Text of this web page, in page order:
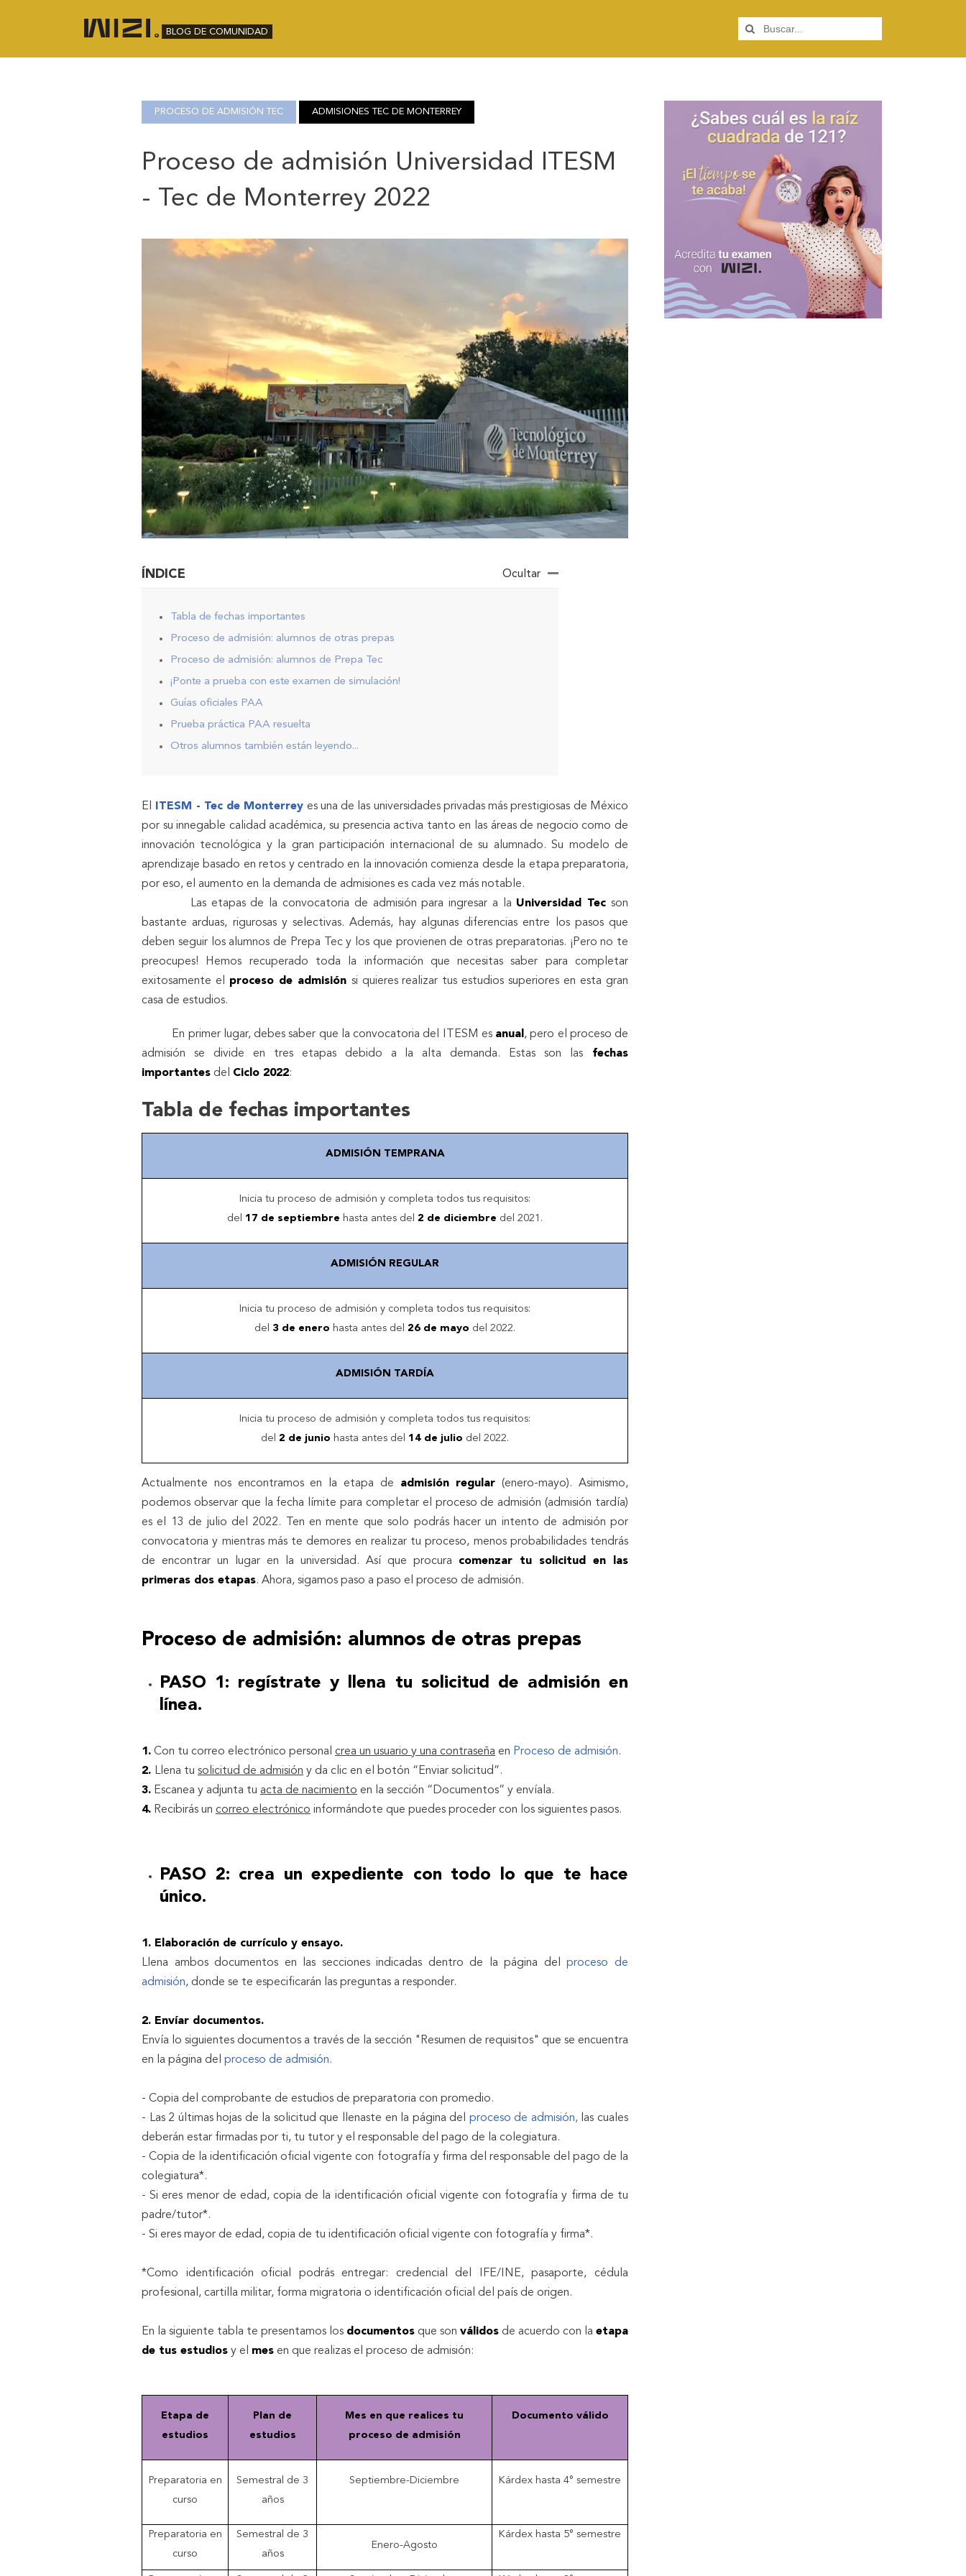
BLOG DE COMUNIDAD
PROCESO DE ADMISIÓN TEC ADMISIONES TEC DE MONTERREY
Proceso de admisión Universidad ITESM
- Tec de Monterrey 2022
ÍNDICE Ocultar
Tabla de fechas importantes
Proceso de admisión: alumnos de otras prepas
Proceso de admisión: alumnos de Prepa Tec
¡Ponte a prueba con este examen de simulación!
Guías oficiales PAA
Prueba práctica PAA resuelta
Otros alumnos también están leyendo...
El ITESM - Tec de Monterrey es una de las universidades privadas más prestigiosas de México
por su innegable calidad académica, su presencia activa tanto en las áreas de negocio como de
innovación tecnológica y la gran participación internacional de su alumnado. Su modelo de
aprendizaje basado en retos y centrado en la innovación comienza desde la etapa preparatoria,
por eso, el aumento en la demanda de admisiones es cada vez más notable.
Las etapas de la convocatoria de admisión para ingresar a la Universidad Tec son
bastante arduas, rigurosas y selectivas. Además, hay algunas diferencias entre los pasos que
deben seguir los alumnos de Prepa Tec y los que provienen de otras preparatorias. ¡Pero no te
preocupes! Hemos recuperado toda la información que necesitas saber para completar
exitosamente el proceso de admisión si quieres realizar tus estudios superiores en esta gran
casa de estudios.
En primer lugar, debes saber que la convocatoria del ITESM es anual , pero el proceso de
admisión se divide en tres etapas debido a la alta demanda. Estas son las fechas
importantes del Ciclo 2022:
Tabla de fechas importantes
ADMISIÓN TEMPRANA
Inicia tu proceso de admisión y completa todos tus requisitos:
del 17 de septiembre hasta antes del 2 de diciembre del 2021.
ADMISIÓN REGULAR
Inicia tu proceso de admisión y completa todos tus requisitos:
del 3 de enero hasta antes del 26 de mayo del 2022.
ADMISIÓN TARDÍA
Inicia tu proceso de admisión y completa todos tus requisitos:
del 2 de junio hasta antes del 14 de julio del 2022.
Actualmente nos encontramos en la etapa de admisión regular (enero-mayo). Asimismo,
podemos observar que la fecha límite para completar el proceso de admisión (admisión tardía)
es el 13 de julio del 2022. Ten en mente que solo podrás hacer un intento de admisión por
convocatoria y mientras más te demores en realizar tu proceso, menos probabilidades tendrás
de encontrar un lugar en la universidad. Así que procura comenzar tu solicitud en las
primeras dos etapas. Ahora, sigamos paso a paso el proceso de admisión.
Proceso de admisión: alumnos de otras prepas
PASO 1: regístrate y llena tu solicitud de admisión en
línea.
1. Con tu correo electrónico personal crea un usuario y una contraseña en Proceso de admisión.
2. Llena tu solicitud de admisión y da clic en el botón “Enviar solicitud”.
3. Escanea y adjunta tu acta de nacimiento en la sección “Documentos” y envíala.
4. Recibirás un correo electrónico informándote que puedes proceder con los siguientes pasos.
PASO 2: crea un expediente con todo lo que te hace
único.
1. Elaboración de currículo y ensayo.
Llena ambos documentos en las secciones indicadas dentro de la página delproceso de
admisión, donde se te especificarán las preguntas a responder.
2. Envíar documentos.
Envía lo siguientes documentos a través de la sección "Resumen de requisitos" que se encuentra
en la página del proceso de admisión.
- Copia del comprobante de estudios de preparatoria con promedio.
- Las 2 últimas hojas de la solicitud que llenaste en la página del proceso de admisión,las cuales
deberán estar firmadas por ti, tu tutor y el responsable del pago de la colegiatura.
- Copia de la identificación oficial vigente con fotografía y firma del responsable del pago de la
colegiatura*.
- Si eres menor de edad, copia de la identificación oficial vigente con fotografía y firma de tu
padre/tutor*.
- Si eres mayor de edad, copia de tu identificación oficial vigente con fotografía y firma*.
*Como identificación oficial podrás entregar: credencial del IFE/INE, pasaporte, cédula
profesional, cartilla militar, forma migratoria o identificación oficial del país de origen.
En la siguiente tabla te presentamos los documentos que son válidos de acuerdo con la etapa
de tus estudios y el mes en que realizas el proceso de admisión:
Etapa de
estudios
Plan de
estudios
Mes en que realices tu
proceso de admisión
Documento válido
Preparatoria en
curso
Semestral de 3
años
Septiembre-Diciembre Kárdex hasta 4° semestre
Preparatoria en
curso
Semestral de 3
años
Enero-Agosto
Kárdex hasta 5° semestre